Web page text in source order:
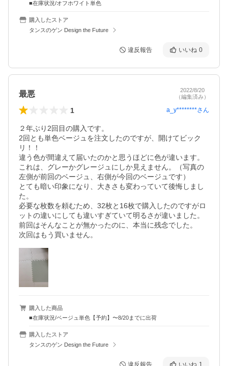
■在庫状況/オフホワイト単色
購入したストア
タンスのゲン Design the Future
違反報告 いいね 0
最悪
2022/8/20
（編集済み）
1 a_y********さん
２年ぶり2回目の購入です。
2回とも単色ベージュを注文したのですが、開けてビック
リ！！
違う色が間違えて届いたのかと思うほどに色が違います。
これは、グレーかグレージュにしか見えません。（写真の
左側が前回のベージュ、右側が今回のベージュです）
とても暗い印象になり、大きさも変わっていて後悔しまし
た。
必要な枚数を頼むため、32枚と16枚で購入したのですがロ
ットの違いにしても違いすぎていて明るさが違いました。
前回はそんなことが無かったのに、本当に残念でした。
次回はもう買いません。
購入した商品
■在庫状況/ベージュ単色【予約】〜8/20までに出荷
購入したストア
タンスのゲン Design the Future
違反報告 いいね 1